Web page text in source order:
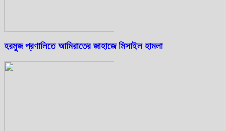
হরমুজ প্রণালিতে আমিরাতের জাহাজে মিসাইল হামলা